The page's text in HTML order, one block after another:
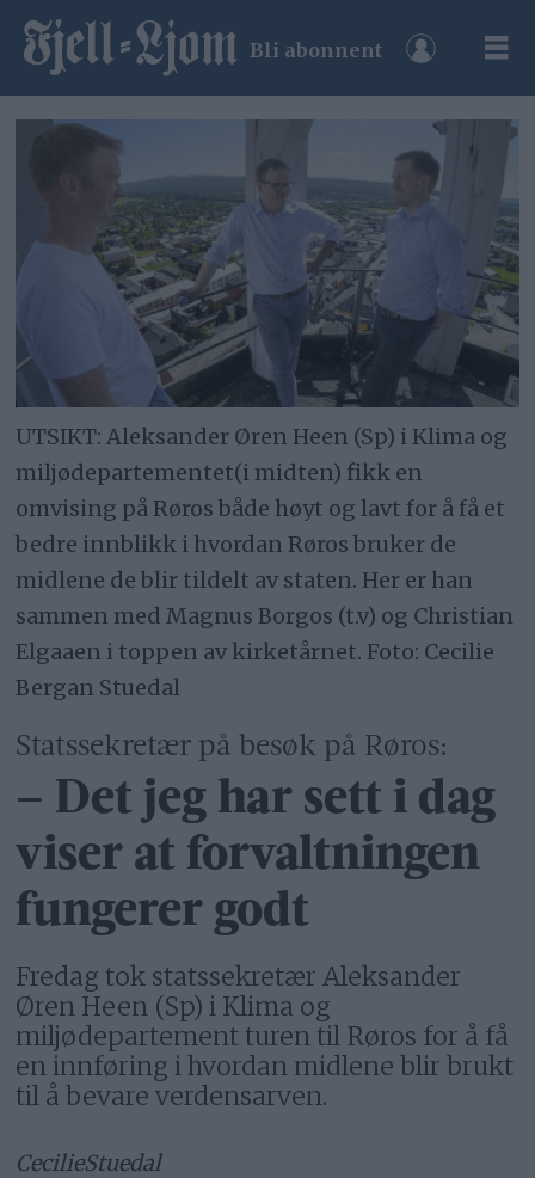
Bli abonnent
UTSIKT: Aleksander Øren Heen (Sp) i Klima og
miljødepartementet(i midten) fikk en
omvising på Røros både høyt og lavt for å få et
bedre innblikk i hvordan Røros bruker de
midlene de blir tildelt av staten. Her er han
sammen med Magnus Borgos (t.v) og Christian
Elgaaen i toppen av kirketårnet. Foto: Cecilie
Bergan Stuedal
Statssekretær på besøk på Røros:
– Det jeg har sett i dag
viser at forvaltningen
fungerer godt
Fredag tok statssekretær Aleksander
Øren Heen (Sp) i Klima og
miljødepartement turen til Røros for å få
en innføring i hvordan midlene blir brukt
til å bevare verdensarven.
CecilieStuedal